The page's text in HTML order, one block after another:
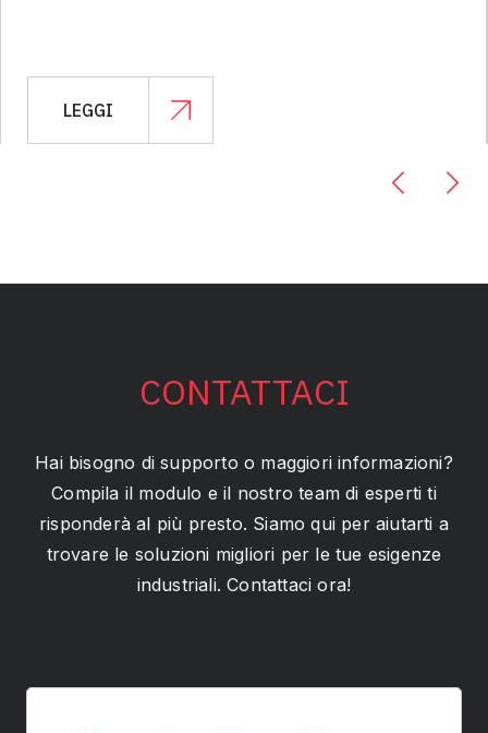
LEGGI
CONTATTACI
Hai bisogno di supporto o maggiori informazioni?
Compila il modulo e il nostro team di esperti ti
risponderà al più presto. Siamo qui per aiutarti a
trovare le soluzioni migliori per le tue esigenze
industriali. Contattaci ora!